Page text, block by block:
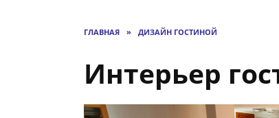
ГЛАВНАЯ » ДИЗАЙН ГОСТИНОЙ
Интерьер